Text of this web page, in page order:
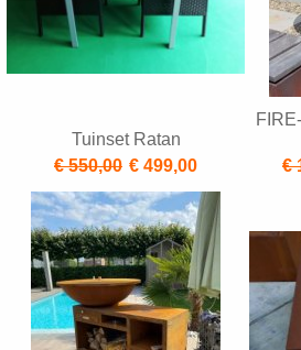
Tuinset Ratan
€ 550,00 € 499,00
€